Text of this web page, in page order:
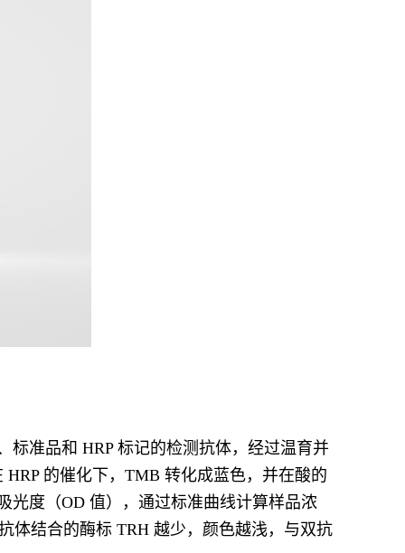
准品和 HRP 标记的检测抗体，经过温育并
的催化下，TMB 转化成蓝色，并在酸的
光度（OD 值），通过标准曲线计算样品浓
体结合的酶标 TRH 越少，颜色越浅，与双抗